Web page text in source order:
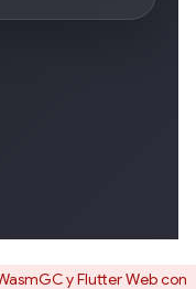
y Flutter Web con